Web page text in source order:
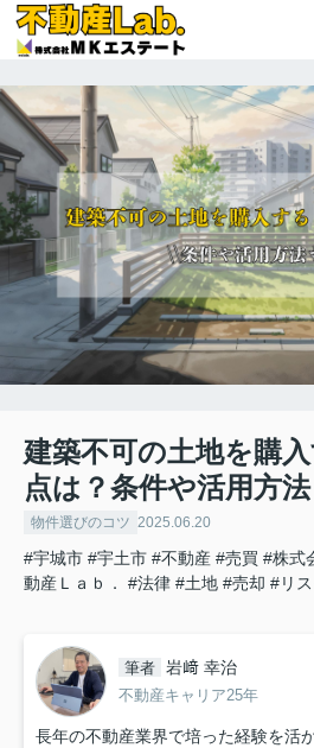
建築不可の土地を購
点は？条件や活用方
物件選びのコツ 2025.06.20
#宇城市 #宇土市 #不動産 #売買 #株式
動産Ｌａｂ．
#法律 #土地 #売却 #リ
筆者 岩﨑 幸治
不動産キャリア25年
長年の不動産業界で培った経験を活